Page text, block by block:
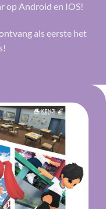
op Android en IOS!
als eerste het